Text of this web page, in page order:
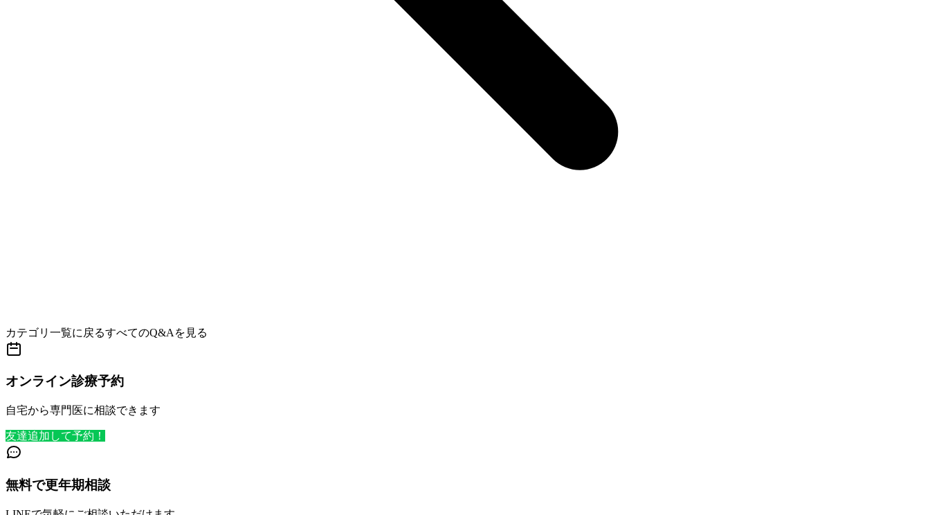
カテゴリ一覧に戻るすべてのQ&Aを見る
オンライン診療予約
自宅から専門医に相談できます
友達追加して予約！
無料で更年期相談